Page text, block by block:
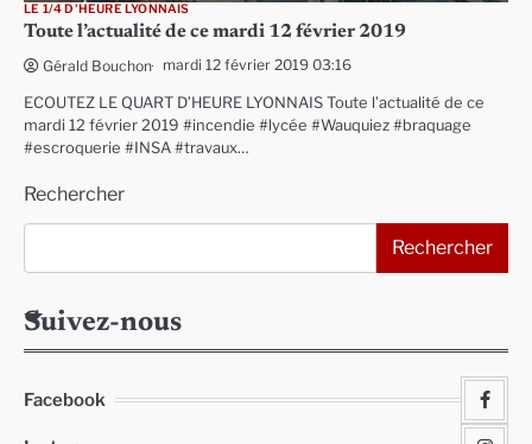
LE 1/4 D'HEURE LYONNAIS
Toute l’actualité de ce mardi 12 février 2019
Gérald Bouchon mardi 12 février 2019 03:16
ECOUTEZ LE QUART D’HEURE LYONNAIS Toute l’actualité de ce
mardi 12 février 2019 #incendie #lycée #Wauquiez #braquage
#escroquerie #INSA #travaux…
Rechercher
Rechercher
Suivez-nous
Facebook